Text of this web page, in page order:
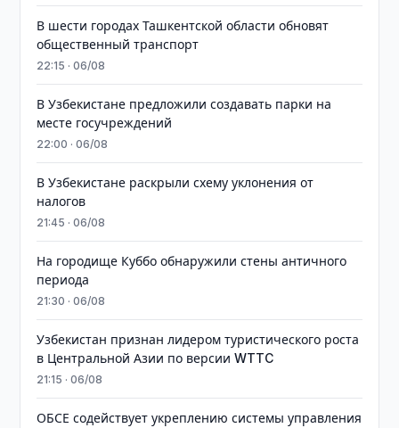
В шести городах Ташкентской области обновят
общественный транспорт
22:15 · 06/08
В Узбекистане предложили создавать парки на
месте госучреждений
22:00 · 06/08
В Узбекистане раскрыли схему уклонения от
налогов
21:45 · 06/08
На городище Куббо обнаружили стены античного
периода
21:30 · 06/08
Узбекистан признан лидером туристического роста
в Центральной Азии по версии WTTC
21:15 · 06/08
ОБСЕ содействует укреплению системы управления